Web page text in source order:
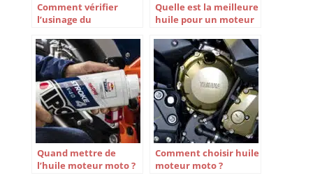
Comment vérifier
l’usinage du
moto ?
Quelle est la meilleure
huile pour un moteur
Quand mettre de
l’huile moteur moto ?
Comment choisir huile
moteur moto ?